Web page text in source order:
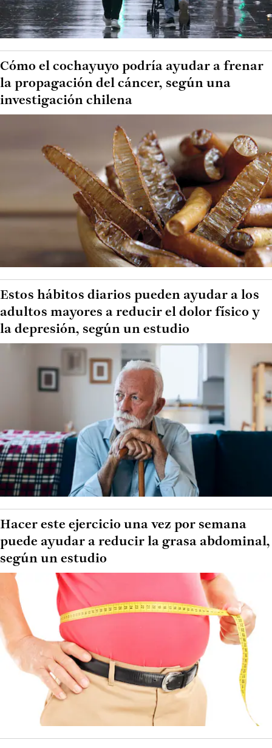
Cómo el cochayuyo podría ayudar a frenar
la propagación del cáncer, según una
investigación chilena
Estos hábitos diarios pueden ayudar a los
adultos mayores a reducir el dolor físico y
la depresión, según un estudio
Hacer este ejercicio una vez por semana
puede ayudar a reducir la grasa abdominal,
según un estudio